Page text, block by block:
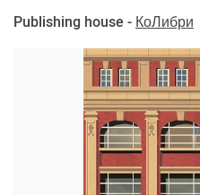
Publishing house - КоЛибри